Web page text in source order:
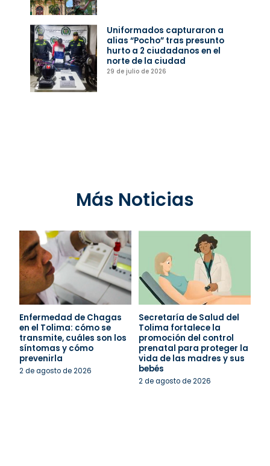
Uniformados capturaron a
alias “Pocho” tras presunto
hurto a 2 ciudadanos en el
norte de la ciudad
29 de julio de 2026
Más Noticias
Enfermedad de Chagas
en el Tolima: cómo se
transmite, cuáles son los
síntomas y cómo
prevenirla
2 de agosto de 2026
Secretaría de Salud del
Tolima fortalece la
promoción del control
prenatal para proteger la
vida de las madres y sus
bebés
2 de agosto de 2026